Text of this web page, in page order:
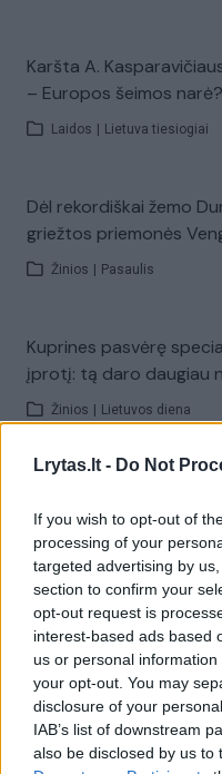
Lrytas.lt - Do Not
If you wish to opt-out of
processing of your
targeted advertising by
section to confirm your
opt-out request is
interest-based ads based
us or personal
your opt-out. You may
disclosure of your
IAB’s list of downstream
also be disclosed by us to
Karšta A.
– Europos šeimos narė?
Laidos Lietuva tiesiogiai
Dėl rekordiškai žemo
griežtos priemonės
Žinios Pasaulis
Kuprines pasvėrę
įprotį: tą daro daugiau
Žinios Lietuvos diena
Vaizdai iš tragiškos
vaiko gyvybių išgelbėti
Žinios Lietuvos diena